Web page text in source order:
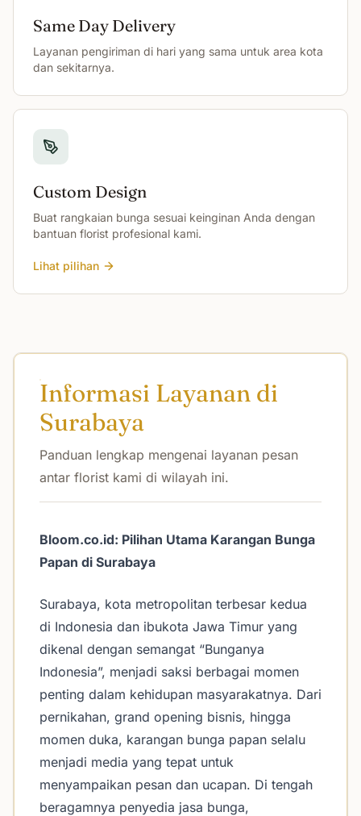
Same Day Delivery
Layanan pengiriman di hari yang sama untuk area kota
dan sekitarnya.
Custom Design
Buat rangkaian bunga sesuai keinginan Anda dengan
bantuan florist profesional kami.
Lihat pilihan
Informasi Layanan di
Surabaya
Panduan lengkap mengenai layanan pesan
antar florist kami di wilayah ini.
Bloom.co.id: Pilihan Utama Karangan Bunga
Papan di Surabaya
Surabaya, kota metropolitan terbesar kedua
di Indonesia dan ibukota Jawa Timur yang
dikenal dengan semangat “Bunganya
Indonesia”, menjadi saksi berbagai momen
penting dalam kehidupan masyarakatnya. Dari
pernikahan, grand opening bisnis, hingga
momen duka, karangan bunga papan selalu
menjadi media yang tepat untuk
menyampaikan pesan dan ucapan. Di tengah
beragamnya penyedia jasa bunga,